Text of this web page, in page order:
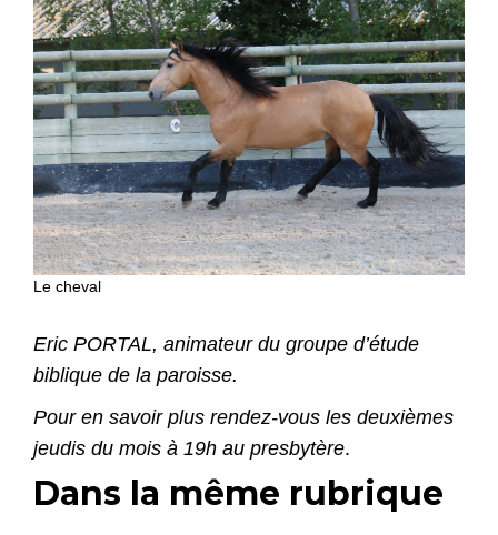
Le cheval
Eric PORTAL, animateur du groupe d’étude
biblique de la paroisse.
Pour en savoir plus rendez-vous les deuxièmes
jeudis du mois à 19h au presbytère.
Dans la même rubrique